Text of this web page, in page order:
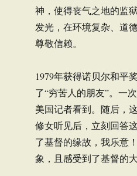
神，使得丧气之地的监
发光，在环境复杂、道
尊敬信赖。
1979年获得诺贝尔和平
了“穷苦人的朋友”。一
美国记者看到。随后，
修女听见后，立刻回答
了基督的缘故，我乐意
象，且感受到了基督的大